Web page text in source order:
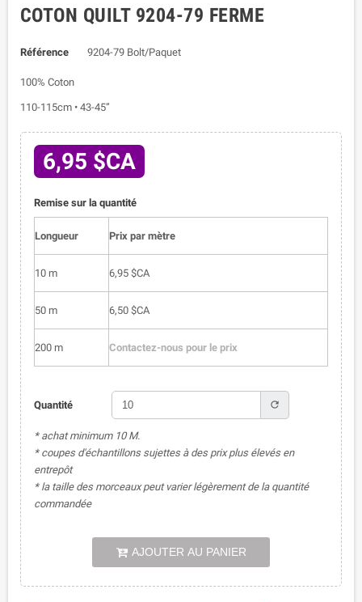
COTON QUILT 9204-79 FERME
Référence 9204-79 Bolt/Paquet
100% Coton
110-115cm • 43-45”
6,95 $CA
Remise sur la quantité
Longueur Prix par mètre
10 m 6,95 $CA
50 m 6,50 $CA
200 m Contactez-nous pour le prix
Quantité refresh
* achat minimum 10 M.
* coupes d'échantillons sujettes à des prix plus élevés en
entrepôt
* la taille des morceaux peut varier légèrement de la quantité
commandée
AJOUTER AU PANIER